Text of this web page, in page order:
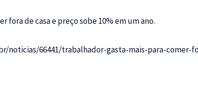
fora de casa e preço sobe 10% em um ano.
noticias/66441/trabalhador-gasta-mais-para-comer-